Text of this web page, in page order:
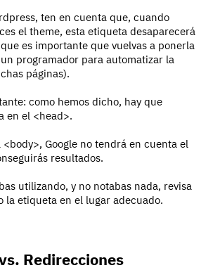
ten en cuenta que, cuando
el theme, esta etiqueta desaparecerá
es importante que vuelvas a ponerla
programador para automatizar la
páginas).
como hemos dicho, hay que
en el <head>.
<body>, Google no tendrá en cuenta el
resultados.
utilizando, y no notabas nada, revisa
la etiqueta en el lugar adecuado.
Redirecciones